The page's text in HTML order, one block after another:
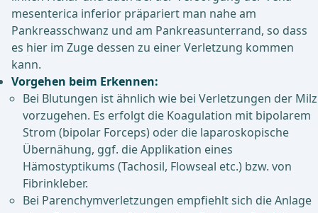
mesenterica inferior präpariert man nahe am
Pankreasschwanz und am Pankreasunterrand, so dass
es hier im Zuge dessen zu einer Verletzung kommen
kann.
Vorgehen beim Erkennen:
Bei Blutungen ist ähnlich wie bei Verletzungen der Milz
vorzugehen. Es erfolgt die Koagulation mit bipolarem
Strom (bipolar Forceps) oder die laparoskopische
Übernähung, ggf. die Applikation eines
Hämostyptikums (Tachosil, Flowseal etc.) bzw. von
Fibrinkleber.
Bei Parenchymverletzungen empfiehlt sich die Anlage